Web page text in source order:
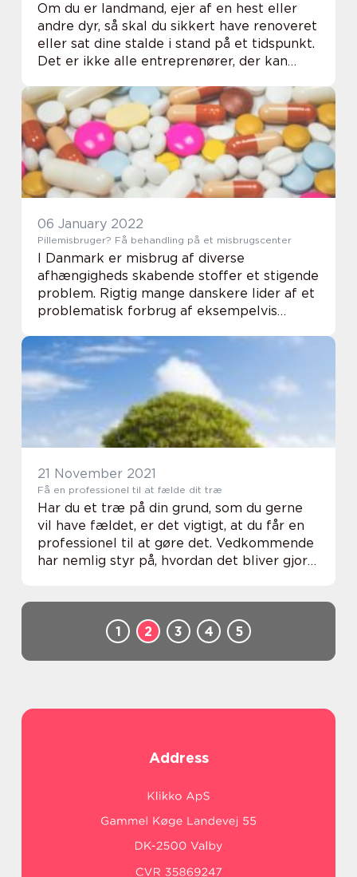
Om du er landmand, ejer af en hest eller
andre dyr, så skal du sikkert have renoveret
eller sat dine stalde i stand på et tidspunkt.
Det er ikke alle entreprenører, der kan
d...
06 January 2022
Pillemisbruger? Få behandling på et misbrugscenter
I Danmark er misbrug af diverse
afhængigheds skabende stoffer et stigende
problem. Rigtig mange danskere lider af et
problematisk forbrug af eksempelvis
selv at være klar over det. Og derfor er det
smart at v...
21 November 2021
Få en professionel til at fælde dit træ
Har du et træ på din grund, som du gerne
vil have fældet, er det vigtigt, at du får en
professionel til at gøre det. Vedkommende
har nemlig styr på, hvordan det bliver gjort
1 2 3 4 5
Address